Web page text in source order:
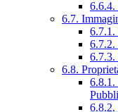
6.6.4.
6.7.
6.7.1.
6.7.2.
6.7.3.
6.8.
6.8.1.
6.8.2.